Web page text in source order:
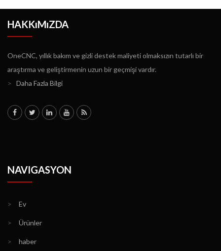
HAKKıMıZDA
OneCNC, yıllık bakım ve gizli destek maliyeti olmaksızın tutarlı bir
araştırma ve geliştirmenin uzun bir geçmişi vardır.
>
Daha Fazla Bilgi
NAVIGASYON
> Ev
> Ürünler
> haber